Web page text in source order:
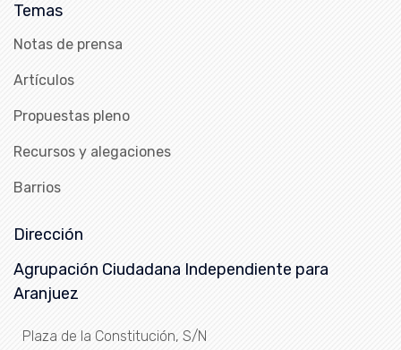
Temas
Notas de prensa
Artículos
Propuestas pleno
Recursos y alegaciones
Barrios
Dirección
Agrupación Ciudadana Independiente para
Aranjuez
Plaza de la Constitución, S/N